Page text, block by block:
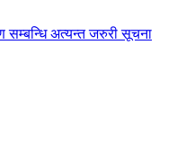
सम्बन्धि अत्यन्त जरुरी सूचना